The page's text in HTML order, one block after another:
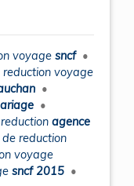
voyage sncf •
reduction voyage
•
•
reduction agence
de reduction
voyage
sncf 2015 •